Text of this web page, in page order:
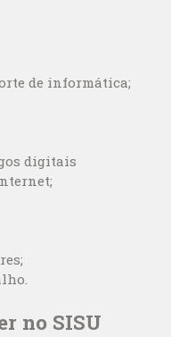
de informática;
digitais
no SISU